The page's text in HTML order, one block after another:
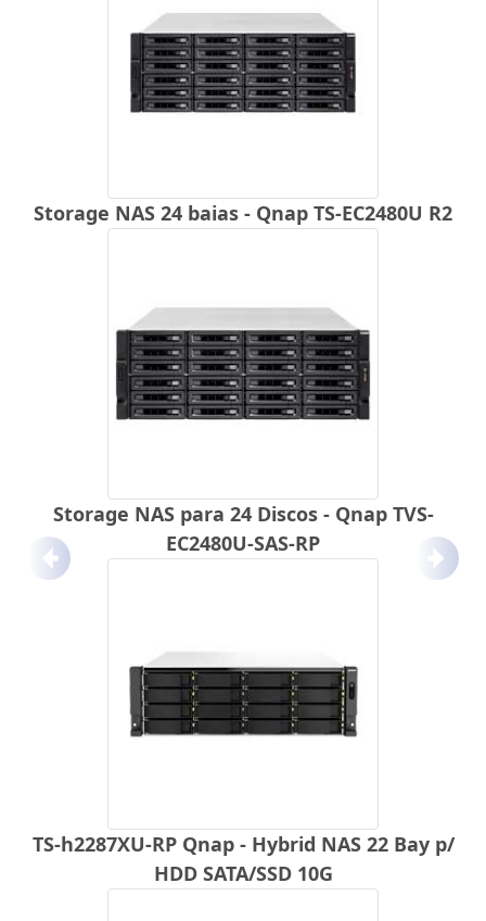
Storage NAS 24 baias - Qnap TS-EC2480U R2
Storage NAS para 24 Discos - Qnap TVS-
EC2480U-SAS-RP
TS-h2287XU-RP Qnap - Hybrid NAS 22 Bay p/
HDD SATA/SSD 10G
Anterior